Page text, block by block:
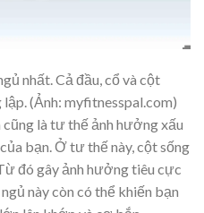
nhất. Cả đầu, cổ và cột
(Ảnh: myfitnesspal.com)
cũng là tư thế ảnh hưởng xấu
bạn. Ở tư thế này, cột sống
đó gây ảnh hưởng tiêu cực
này còn có thể khiến bạn